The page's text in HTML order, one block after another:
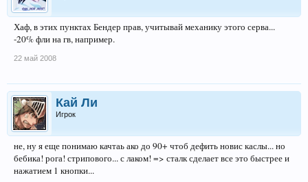
Хаф, в этих пунктах Бендер прав, учитывай механику этого серва...
-20% фли на гв, например.
22 май 2008
Кай Ли
Игрок
не, ну я еще понимаю качтаь ако до 90+ чтоб дефить новис каслы... но
бебика! рога! стрипового... с лаком! => сталк сделает все это быстрее и
нажатием 1 кнопки...